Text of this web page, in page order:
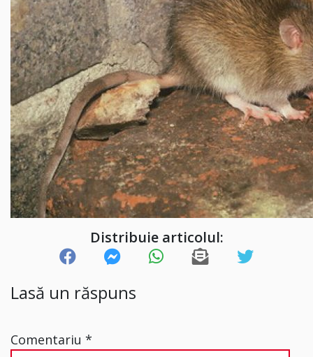
Distribuie articolul:
Lasă un răspuns
Comentariu *